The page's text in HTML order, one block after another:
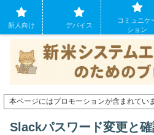
システムエンジニアになったばかりの方の
トラブル
本ページにはプロモーションが含まれてい
Slackパスワード変更と
新人向け デバイス
コミュニケ
ション